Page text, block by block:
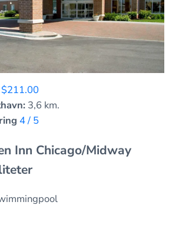
$211.00
3,6 km.
4 / 5
Inn Chicago/Midway